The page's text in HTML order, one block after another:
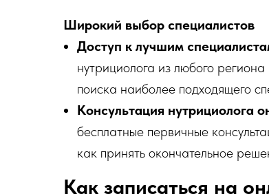
Широкий выбор специалистов
Доступ к лучшим
нутрициолога из любого
поиска наиболее подходящего
Консультация нутрициолога
бесплатные первичные
как принять окончательное
Как записаться на